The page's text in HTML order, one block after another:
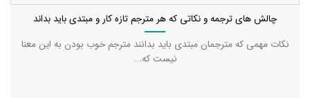
چالش های ترجمه و نکاتی که هر مترجم تازه کار و مبتدی باید بداند
نکات مهمی که مترجمان مبتدی باید بدانند مترجم خوب بودن به این معنا
نیست که...